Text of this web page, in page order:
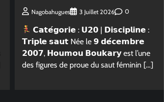
Nagobahugues 3 Juillet 2026 0
𝗖𝗮𝘁𝗲́𝗴𝗼𝗿𝗶𝗲 : 𝗨𝟮𝟬 | 𝗗𝗶𝘀𝗰𝗶𝗽𝗹𝗶𝗻𝗲 :
𝗧𝗿𝗶𝗽𝗹𝗲 𝘀𝗮𝘂𝘁 Née le 𝟵 𝗱𝗲́𝗰𝗲𝗺𝗯𝗿𝗲
𝟮𝟬𝟬𝟳, 𝗛𝗼𝘂𝗺𝗼𝘂 𝗕𝗼𝘂𝗸𝗮𝗿𝘆 est l’une
des figures de proue du saut féminin […]